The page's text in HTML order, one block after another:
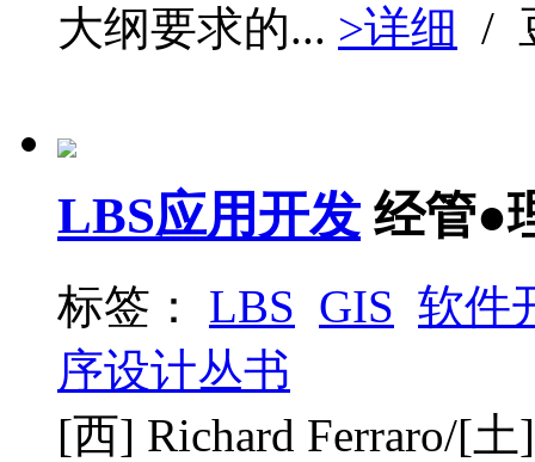
大纲要求的... >详细 /
LBS应用开发 经管●
标签： LBS GIS 软件
序设计丛书
[西] Richard Ferraro/[